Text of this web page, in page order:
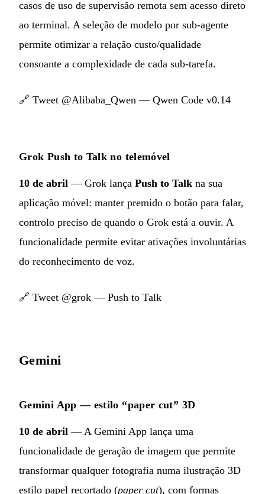
casos de uso de supervisão remota sem acesso direto
ao terminal. A seleção de modelo por sub-agente
permite otimizar a relação custo/qualidade
consoante a complexidade de cada sub-tarefa.
🔗 Tweet @Alibaba_Qwen — Qwen Code v0.14
Grok Push to Talk no telemóvel
10 de abril — Grok lança Push to Talk na sua
aplicação móvel: manter premido o botão para falar,
controlo preciso de quando o Grok está a ouvir. A
funcionalidade permite evitar ativações involuntárias
do reconhecimento de voz.
🔗 Tweet @grok — Push to Talk
Gemini
Gemini App — estilo “paper cut” 3D
10 de abril — A Gemini App lança uma
funcionalidade de geração de imagem que permite
transformar qualquer fotografia numa ilustração 3D
estilo papel recortado (paper cut), com formas